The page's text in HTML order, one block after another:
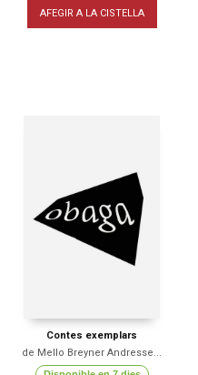
AFEGIR A LA CISTELLA
Contes exemplars
de Mello Breyner Andresse...